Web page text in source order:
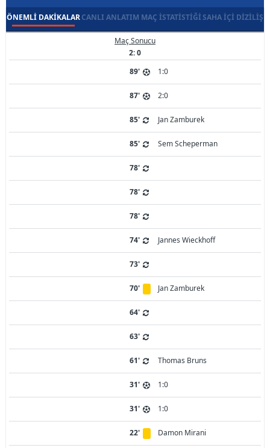
ÖNEMLI DAKIKALARCANLI ANLATIM MAÇ İSTATISTIĞISAHA İÇI DIZILIŞ
Maç Sonucu
2: 0
89'
1:0
87' 2:0
85' Jan Zamburek
85' Sem Scheperman
78'
78'
78'
74' Jannes Wieckhoff
73'
70' Jan Zamburek
64'
63'
61' Thomas Bruns
31' 1:0
31' 1:0
22' Damon Mirani